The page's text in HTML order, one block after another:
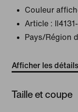
Couleur
Article :
Pays/Région
Afficher les
Taille et coupe